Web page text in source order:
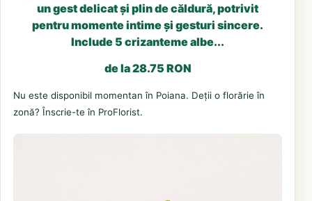
un gest delicat și plin de căldură, potrivit
pentru momente intime și gesturi sincere.
Include 5 crizanteme albe...
de la 28.75 RON
Nu este disponibil momentan în Poiana. Deții o florărie în
zonă? Înscrie-te în ProFlorist.